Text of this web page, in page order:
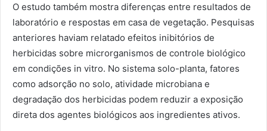
O estudo também mostra diferenças entre resultados de
laboratório e respostas em casa de vegetação. Pesquisas
anteriores haviam relatado efeitos inibitórios de
herbicidas sobre microrganismos de controle biológico
em condições in vitro. No sistema solo-planta, fatores
como adsorção no solo, atividade microbiana e
degradação dos herbicidas podem reduzir a exposição
direta dos agentes biológicos aos ingredientes ativos.